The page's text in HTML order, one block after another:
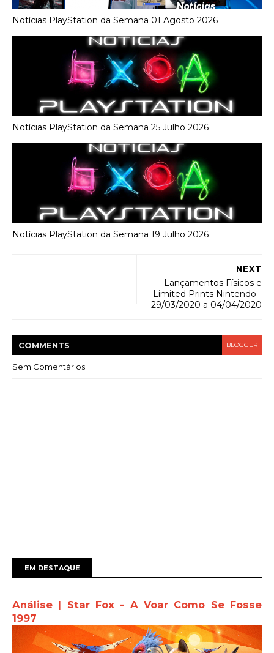
Notícias PlayStation da Semana 01 Agosto 2026
Notícias PlayStation da Semana 25 Julho 2026
Notícias PlayStation da Semana 19 Julho 2026
NEXT
Lançamentos Físicos e
Limited Prints Nintendo -
29/03/2020 a 04/04/2020
COMMENTS BLOGGER
Sem Comentários:
EM DESTAQUE
Análise | Star Fox - A Voar Como Se Fosse
1997